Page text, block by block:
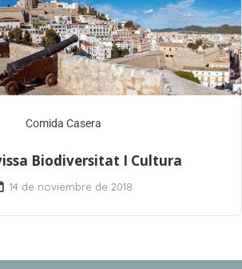
Comida Casera
Biodiversitat I Cultura
14 de noviembre de 2018